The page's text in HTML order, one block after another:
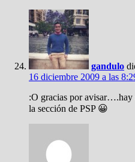
gandulo
16 diciembre 2009 a las
:O gracias por
la sección de PSP 😀